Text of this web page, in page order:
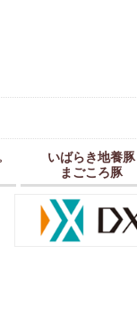
いばらき地養豚
まごころ豚